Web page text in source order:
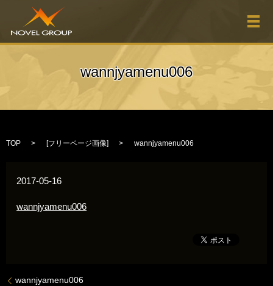
メ
wannjyamenu006
TOP [フリーページ画像] wannjyamenu006
2017-05-16
wannjyamenu006
wannjyamenu006